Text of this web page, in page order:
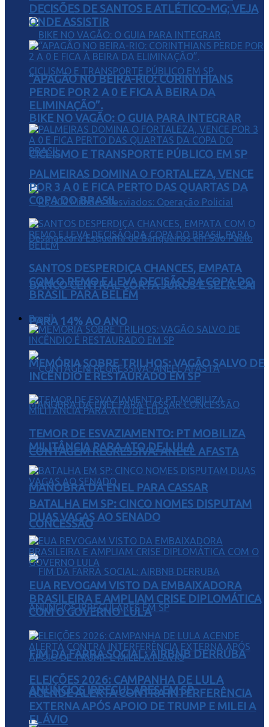
BIKE NO VAGÃO: O GUIA PARA INTEGRAR
CICLISMO E TRANSPORTE PÚBLICO EM SP
BANCO CENTRAL CORTA JUROS E SELIC CAI
PARA 14% AO ANO
CONTAGEM REGRESSIVA: ANEEL AFASTA
MANOBRA DA ENEL PARA CASSAR
CONCESSÃO
FIM DA FARRA SOCIAL: AIRBNB DERRUBA
ANÚNCIOS IRREGULARES EM SP
DECISÕES DE SANTOS E ATLÉTICO-MG; VEJA
ONDE ASSISTIR
“APAGÃO NO BEIRA-RIO: CORINTHIANS
PERDE POR 2 A 0 E FICA À BEIRA DA
ELIMINAÇÃO”.
PALMEIRAS DOMINA O FORTALEZA, VENCE
POR 3 A 0 E FICA PERTO DAS QUARTAS DA
COPA DO BRASIL
SANTOS DESPERDIÇA CHANCES, EMPATA
COM O REMO E LEVA DECISÃO DA COPA DO
BRASIL PARA BELÉM
Brasil
MEMÓRIA SOBRE TRILHOS: VAGÃO SALVO DE
INCÊNDIO É RESTAURADO EM SP
TEMOR DE ESVAZIAMENTO: PT MOBILIZA
MILITÂNCIA PARA ATO DE LULA
BATALHA EM SP: CINCO NOMES DISPUTAM
DUAS VAGAS AO SENADO
EUA REVOGAM VISTO DA EMBAIXADORA
BRASILEIRA E AMPLIAM CRISE DIPLOMÁTICA
COM O GOVERNO LULA
ELEIÇÕES 2026: CAMPANHA DE LULA
ACENDE ALERTA CONTRA INTERFERÊNCIA
EXTERNA APÓS APOIO DE TRUMP E MILEI A
FLÁVIO